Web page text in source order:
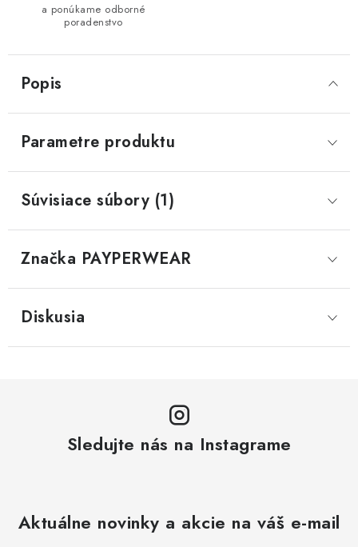
a ponúkame odborné
poradenstvo
Popis
Parametre produktu
Súvisiace súbory (1)
Značka PAYPERWEAR
Diskusia
Sledujte nás na Instagrame
Aktuálne novinky a akcie na váš e-mail